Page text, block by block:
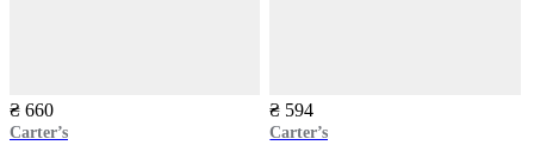
₴ 660
Carter’s
₴ 594
Carter’s